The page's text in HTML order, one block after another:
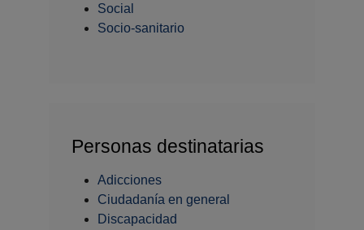
Social
Socio-sanitario
Personas destinatarias
Adicciones
Ciudadanía en general
Discapacidad